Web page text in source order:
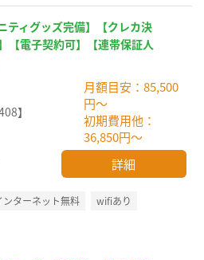
ニティグッズ完備】【クレカ決
【電子契約可】【連帯保証人
】
月額目安：85,500
円～
初期費用他：
36,850円～
詳細
ンターネット無料
wifiあり